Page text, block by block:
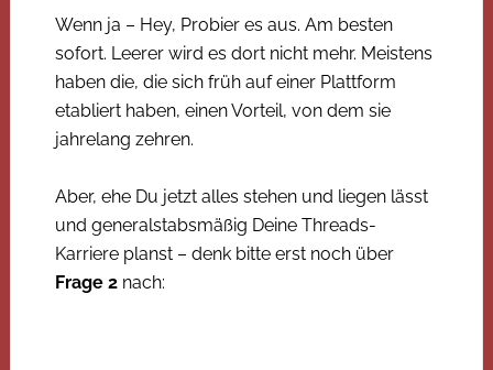
Wenn ja – Hey, Probier es aus. Am besten
sofort. Leerer wird es dort nicht mehr. Meistens
haben die, die sich früh auf einer Plattform
etabliert haben, einen Vorteil, von dem sie
jahrelang zehren.
Aber, ehe Du jetzt alles stehen und liegen lässt
und generalstabsmäßig Deine Threads-
Karriere planst – denk bitte erst noch über
Frage 2nach: